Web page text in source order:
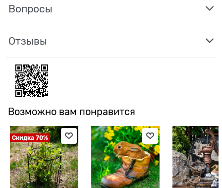
Вопросы
Отзывы
Возможно вам понравится
Скидка 70%